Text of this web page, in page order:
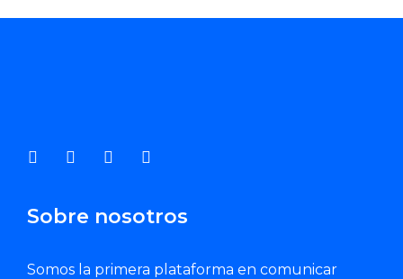
Sobre nosotros
Somos la primera plataforma en comunicar